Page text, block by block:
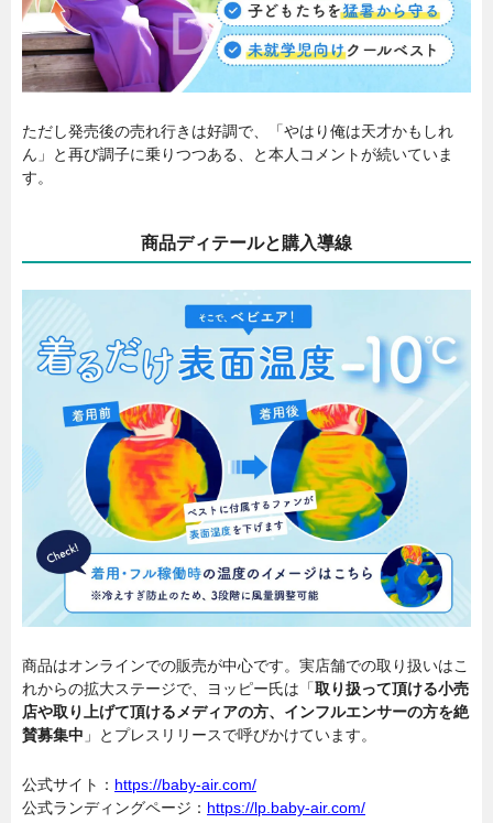
ただし発売後の売れ行きは好調で、「やはり俺は天才かもしれ
ん」と再び調子に乗りつつある、と本人コメントが続いていま
す。
商品ディテールと購入導線
商品はオンラインでの販売が中心です。実店舗での取り扱いはこ
れからの拡大ステージで、ヨッピー氏は「取り扱って頂ける小売
店や取り上げて頂けるメディアの方、インフルエンサーの方を絶
賛募集中 」とプレスリリースで呼びかけています。
公式サイト： https://baby-air.com/
公式ランディングページ： https://lp.baby-air.com/